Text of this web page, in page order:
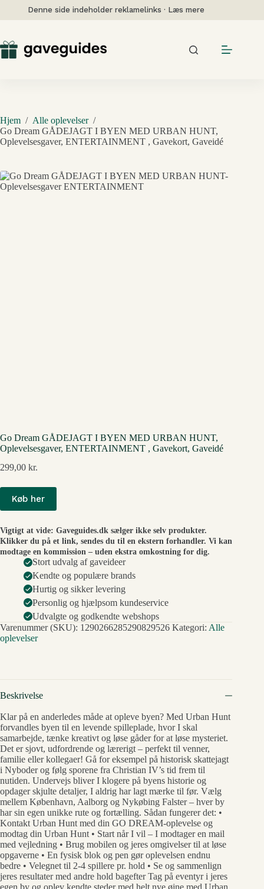
Denne side indeholder reklamelinks · Læs mere
Hjem / Alle oplevelser /
Go Dream GÅDEJAGT I BYEN MED URBAN HUNT,
Oplevelsesgaver, ENTERTAINMENT , Gavekort, Gaveidé
Go Dream GÅDEJAGT I BYEN MED URBAN HUNT,
Oplevelsesgaver, ENTERTAINMENT , Gavekort, Gaveidé
299,00 kr.
Køb her
Vigtigt at vide: Gaveguides.dk sælger ikke selv produkter.
Klikker du på et link, sendes du til en ekstern forhandler. Vi kan
modtage en kommission – uden ekstra omkostning for dig.
Stort udvalg af gaveideer
Kendte og populære brands
Hurtig og sikker levering
Personlig og hjælpsom kundeservice
Udvalgte og godkendte webshops
Varenummer (SKU): 1290266285290829526 Kategori: Alle
oplevelser
Beskrivelse
Klar på en anderledes måde at opleve byen? Med Urban Hunt
forvandles byen til en levende spilleplade, hvor I skal
samarbejde, tænke kreativt og løse gåder for at løse mysteriet.
Det er sjovt, udfordrende og lærerigt – perfekt til venner,
familie eller kollegaer! Gå for eksempel på historisk skattejagt
i Nyboder og følg sporene fra Christian IV’s tid frem til
nutiden. Undervejs bliver I klogere på byens historie og
opdager skjulte detaljer, I aldrig har lagt mærke til før. Vælg
mellem København, Aalborg og Nykøbing Falster – hver by
har sin egen unikke rute og fortælling. Sådan fungerer det: •
Kontakt Urban Hunt med din GO DREAM-oplevelse og
modtag din Urban Hunt • Start når I vil – I modtager en mail
med vejledning • Brug mobilen og jeres omgivelser til at løse
opgaverne • En fysisk blok og pen gør oplevelsen endnu
bedre • Velegnet til 2-4 spillere pr. hold • Se og sammenlign
jeres resultater med andre hold bagefter Tag på eventyr i jeres
egen by og oplev kendte steder med helt nye øjne med Urban